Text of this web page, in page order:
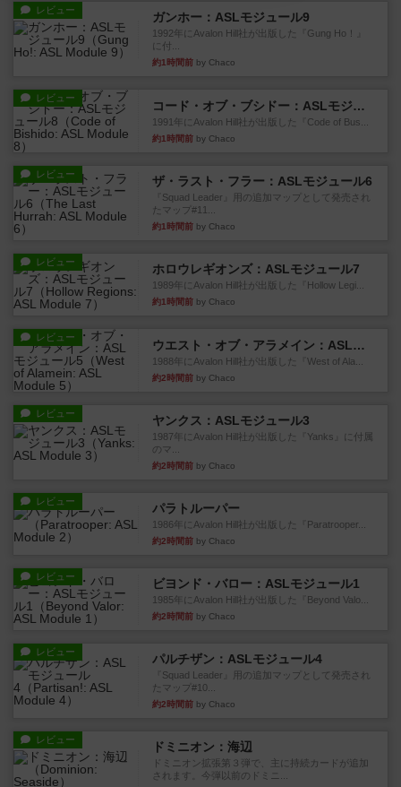
レビュー ガンホー：ASLモジュール9
1992年にAvalon Hill社が出版した『Gung Ho！』
に付...
約1時間前 by Chaco
レビュー
コード・オブ・ブシドー：ASLモジュール8
1991年にAvalon Hill社が出版した『Code of Bus...
約1時間前 by Chaco
レビュー ザ・ラスト・フラー：ASLモジュール6
『Squad Leader』用の追加マップとして発売され
たマップ#11...
約1時間前 by Chaco
レビュー ホロウレギオンズ：ASLモジュール7
1989年にAvalon Hill社が出版した『Hollow Legi...
約1時間前 by Chaco
レビュー
ウエスト・オブ・アラメイン：ASLモジュール5
1988年にAvalon Hill社が出版した『West of Ala...
約2時間前 by Chaco
レビュー ヤンクス：ASLモジュール3
1987年にAvalon Hill社が出版した『Yanks』に付属
のマ...
約2時間前 by Chaco
レビュー パラトルーパー
1986年にAvalon Hill社が出版した『Paratrooper...
約2時間前 by Chaco
レビュー ビヨンド・バロー：ASLモジュール1
1985年にAvalon Hill社が出版した『Beyond Valo...
約2時間前 by Chaco
レビュー パルチザン：ASLモジュール4
『Squad Leader』用の追加マップとして発売され
たマップ#10...
約2時間前 by Chaco
レビュー ドミニオン：海辺
ドミニオン拡張第３弾で、主に持続カードが追加
されます。今弾以前のドミニ...